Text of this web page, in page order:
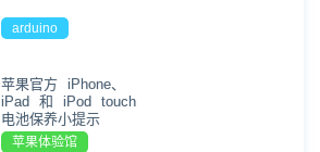
arduino
苹果官方 iPhone、
iPad 和 iPod touch
电池保养小提示
苹果体验馆